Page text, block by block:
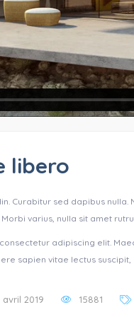
libero
Curabitur sed dapibus
varius, nulla sit amet
adipiscing elit.
sapien vitae lectus
avril 2019 15881